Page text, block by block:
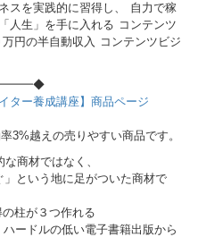
スを実践的に習得し、 自力で稼
人生」を手に入れる コンテンツ
円の半自動収入 コンテンツビジ
ター養成講座】商品ページ
3%越えの売りやすい商品です。
商材ではなく、
」という地に足がついた商材で
柱が３つ作れる
ードルの低い電子書籍出版から